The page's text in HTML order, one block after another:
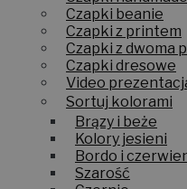
Czapki beanie
Czapki z printem
Czapki z dwoma
Czapki dresowe
Video
Sortuj kolorami
Brązy i beże
Kolory jesieni
Bordo i
Szarość